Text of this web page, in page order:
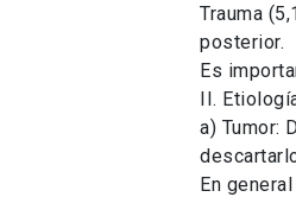
Trauma
posterior.
Es
II.
a) Tumor:
En